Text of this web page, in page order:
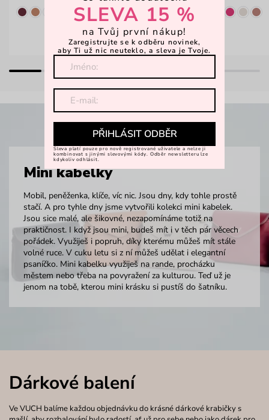
Mini kabelky
Mobil, peněženka, klíče, víc nic. Jsou dny, kdy tohle prostě
stačí. A pro tyhle dny jsme vytvořili kolekci mini kabelek.
Jsou sice malé, ale šikovné, nezapomínáme totiž na
praktičnost. I když jsou mini, budeš mít i v těch pár věcech
pořádek. Využiješ i popruh, díky kterému můžeš mít stále
volné ruce. V cuku letu si z ní můžeš udělat i elegantní
psaníčko. Mini kabelku využiješ na rande, procházku
městem nebo třeba na povyražení za kulturou. Teď už je
jenom na tobě, kterou mini krásku si pustíš do šatníku.
Dárkové balení
Ve VUCH balíme každou objednávku do krásné dárkové krabičky s
SLEVA 15 %
na Tvůj první nákup!
Zaregistrujte se k odběru novinek,
aby Ti už nic neuteklo, a sleva je Tvoje.
PŘIHLÁSIT ODBĚR
Sleva platí pouze pro nově registrované uživatele a nelze ji
kombinovat s jinými slevovými kódy. Odběr newsletteru lze
kdykoliv odhlásit.